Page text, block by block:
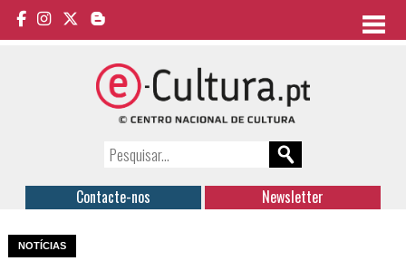
Contacte-nos Newsletter
NOTÍCIAS